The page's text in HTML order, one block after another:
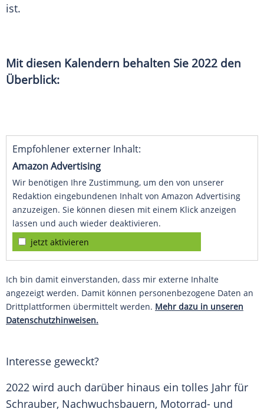
ist.
Mit diesen Kalendern behalten Sie 2022 den
Überblick:
Empfohlener externer Inhalt:
Amazon Advertising
Wir benötigen Ihre Zustimmung, um den von unserer
Redaktion eingebundenen Inhalt von Amazon Advertising
anzuzeigen. Sie können diesen mit einem Klick anzeigen
lassen und auch wieder deaktivieren.
jetzt aktivieren
Ich bin damit einverstanden, dass mir externe Inhalte
angezeigt werden. Damit können personenbezogene Daten an
Drittplattformen übermittelt werden. Mehr dazu in unseren
Datenschutzhinweisen.
Interesse geweckt?
2022 wird auch darüber hinaus ein tolles Jahr für
Schrauber, Nachwuchsbauern, Motorrad- und